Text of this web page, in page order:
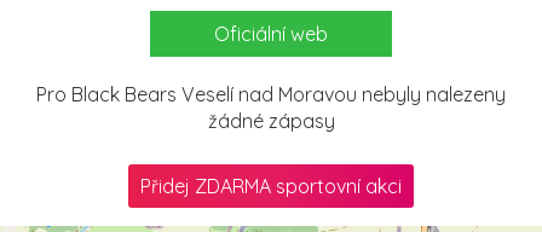
Oficiální web
Pro Black Bears Veselí nad Moravou nebyly nalezeny
žádné zápasy
Přidej ZDARMA sportovní akci